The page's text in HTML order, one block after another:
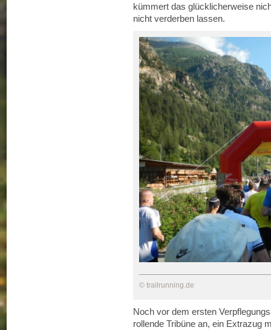
kümmert das glücklicherweise
nicht verderben lassen.
© trailrunning.de
Noch vor dem ersten
rollende Tribüne an, ein Extrazug